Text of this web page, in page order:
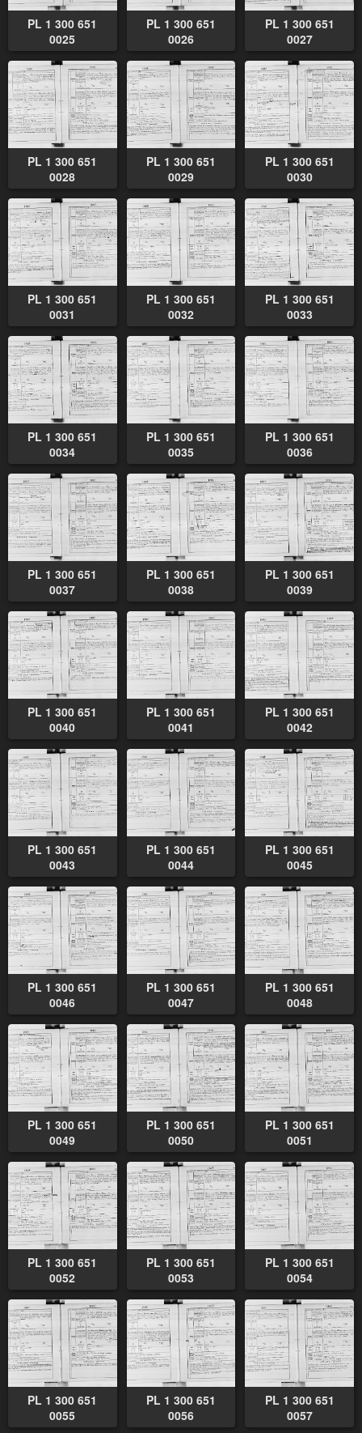
PL 1 300 651
0025
PL 1 300 651
0026
PL 1 300 651
0027
PL 1 300 651
0028
PL 1 300 651
0029
PL 1 300 651
0030
PL 1 300 651
0031
PL 1 300 651
0032
PL 1 300 651
0033
PL 1 300 651
0034
PL 1 300 651
0035
PL 1 300 651
0036
PL 1 300 651
0037
PL 1 300 651
0038
PL 1 300 651
0039
PL 1 300 651
0040
PL 1 300 651
0041
PL 1 300 651
0042
PL 1 300 651
0043
PL 1 300 651
0044
PL 1 300 651
0045
PL 1 300 651
0046
PL 1 300 651
0047
PL 1 300 651
0048
PL 1 300 651
0049
PL 1 300 651
0050
PL 1 300 651
0051
PL 1 300 651
0052
PL 1 300 651
0053
PL 1 300 651
0054
PL 1 300 651
0055
PL 1 300 651
0056
PL 1 300 651
0057